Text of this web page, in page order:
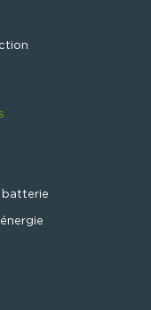
batterie